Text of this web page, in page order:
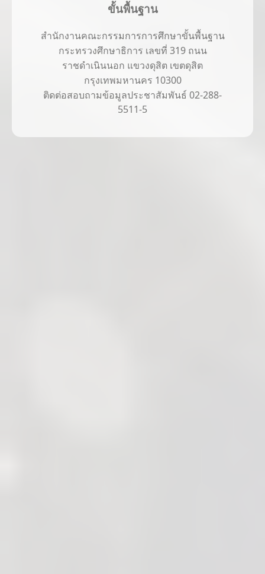
ขั้นพื้นฐาน
สำนักงานคณะกรรมการการศึกษาขั้นพื้นฐาน
กระทรวงศึกษาธิการ เลขที่ 319 ถนน
ราชดำเนินนอก แขวงดุสิต เขตดุสิต
กรุงเทพมหานคร 10300
ติดต่อสอบถามข้อมูลประชาสัมพันธ์ 02-288-
5511-5